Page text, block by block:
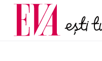
Carieră
Actualitate